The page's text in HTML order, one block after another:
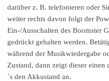
darüber z. B. telefonieren oder
weiter rechts davon folgt der
Ein-/Ausschalten des Boomster
gedrückt gehalten werden.
während der Musikwiedergabe
Zustand, dann zeigt dieser
´s den Akkustand an.